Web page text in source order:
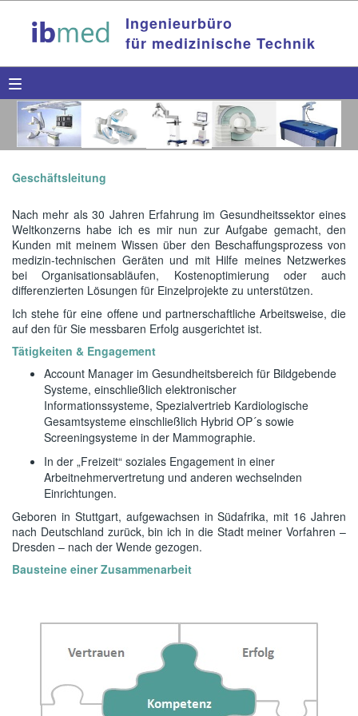
Ingenieurbüro
für medizinische Technik
Geschäftsleitung
Nach mehr als 30 Jahren Erfahrung im Gesundheitssektor eines
Weltkonzerns habe ich es mir nun zur Aufgabe gemacht, den
Kunden mit meinem Wissen über den Beschaffungsprozess von
medizin-technischen Geräten und mit Hilfe meines Netzwerkes
bei Organisationsabläufen, Kostenoptimierung oder auch
differenzierten Lösungen für Einzelprojekte zu unterstützen.
Ich stehe für eine offene und partnerschaftliche Arbeitsweise, die
auf den für Sie messbaren Erfolg ausgerichtet ist.
Tätigkeiten & Engagement
Account Manager im Gesundheitsbereich für Bildgebende
Systeme, einschließlich elektronischer
Informationssysteme, Spezialvertrieb Kardiologische
Gesamtsysteme einschließlich Hybrid OP´s sowie
Screeningsysteme in der Mammographie.
In der „Freizeit“ soziales Engagement in einer
Arbeitnehmervertretung und anderen wechselnden
Einrichtungen.
Geboren in Stuttgart, aufgewachsen in Südafrika, mit 16 Jahren
nach Deutschland zurück, bin ich in die Stadt meiner Vorfahren –
Dresden – nach der Wende gezogen.
Bausteine einer Zusammenarbeit